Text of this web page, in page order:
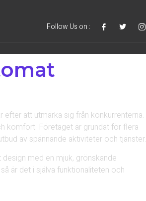
Follow Us on :
att utmärka sig från konkurrenterna.
komfort. Företaget är grundat för flera
av spännande aktiviteter och tjänster.
med en mjuk, grönskande
är det i själva funktionaliteten och